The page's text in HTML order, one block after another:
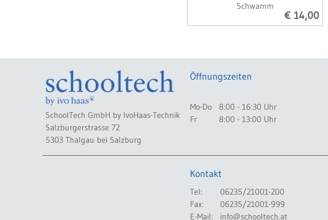
Schwamm
€ 14,00
SchoolTech GmbH by IvoHaas-Technik
Salzburgerstrasse 72
5303 Thalgau bei Salzburg
Öffnungszeiten
Mo-Do
8:00 - 16:30 Uhr
Fr
8:00 - 13:00 Uhr
Kontakt
Tel:
06235/21001-200
Fax:
06235/21001-999
E-Mail:
info@schooltech.at